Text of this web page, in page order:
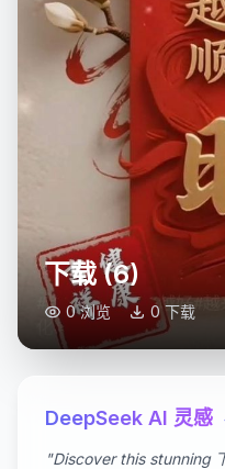
下载 (6)
0 浏览 0 下载
DeepSeek AI 灵感
"Discover this stunning